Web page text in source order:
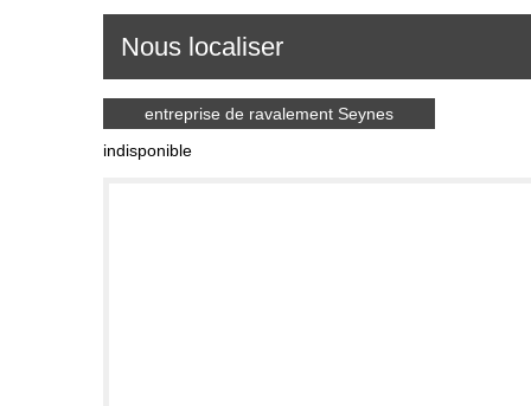
Nous localiser
entreprise de ravalement Seynes
indisponible